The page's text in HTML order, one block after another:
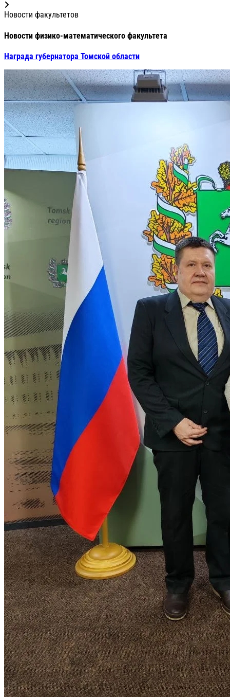
Новости факультетов
Новости физико-математического факультета
Награда губернатора Томской области